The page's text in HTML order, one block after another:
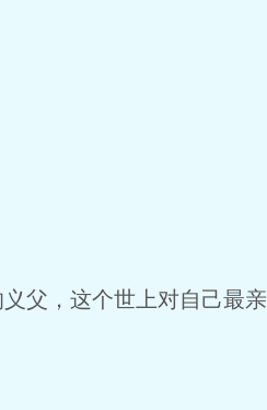
父，这个世上对自己最亲